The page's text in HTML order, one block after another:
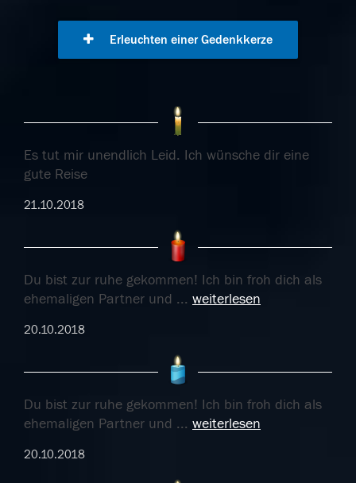
Erleuchten einer Gedenkkerze
Es tut mir unendlich Leid. Ich wünsche dir eine
gute Reise
21.10.2018
Du bist zur ruhe gekommen! Ich bin froh dich als
ehemaligen Partner und ... weiterlesen
20.10.2018
Du bist zur ruhe gekommen! Ich bin froh dich als
ehemaligen Partner und ... weiterlesen
20.10.2018